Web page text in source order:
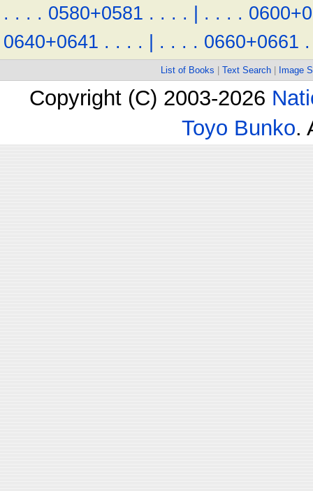
. . . . 0580+0581 . . . . | . . . .
0640+0641 . . . . | . . . . 0660+0661 .
List of Books Text Search Image
Copyright (C) 2003-2026
Toyo Bunko.